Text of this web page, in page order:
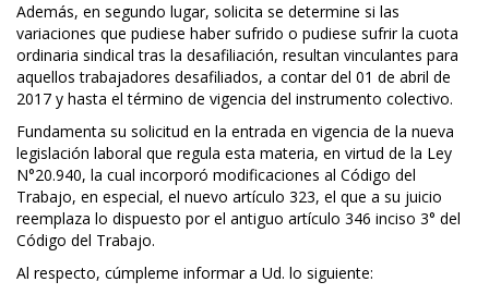
Además, en segundo lugar, solicita se determine si las
variaciones que pudiese haber sufrido o pudiese sufrir la cuota
ordinaria sindical tras la desafiliación, resultan vinculantes para
aquellos trabajadores desafiliados, a contar del 01 de abril de
2017 y hasta el término de vigencia del instrumento colectivo.
Fundamenta su solicitud en la entrada en vigencia de la nueva
legislación laboral que regula esta materia, en virtud de la Ley
N°20.940, la cual incorporó modificaciones al Código del
Trabajo, en especial, el nuevo artículo 323, el que a su juicio
reemplaza lo dispuesto por el antiguo artículo 346 inciso 3° del
Código del Trabajo.
Al respecto, cúmpleme informar a Ud. lo siguiente: